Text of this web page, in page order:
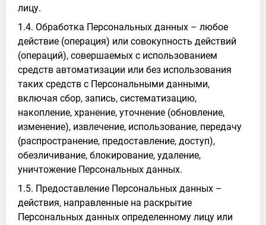
лицу.
1.4. Обработка Персональных данных – любое
действие (операция) или совокупность действий
(операций), совершаемых с использованием
средств автоматизации или без использования
таких средств с Персональными данными,
включая сбор, запись, систематизацию,
накопление, хранение, уточнение (обновление,
изменение), извлечение, использование, передачу
(распространение, предоставление, доступ),
обезличивание, блокирование, удаление,
уничтожение Персональных данных.
1.5. Предоставление Персональных данных –
действия, направленные на раскрытие
Персональных данных определенному лицу или